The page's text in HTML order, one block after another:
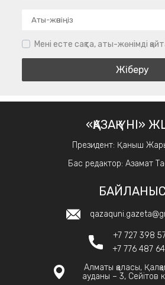
Мені есте сақта, аты-жөнімді
«ҚАЗАҚ ҮНІ»
Президент: Қаныш
Бас редактор: Азамат
БАЙЛАНЫС
+7 727 398
+7 776 487
Алматы қаласы,
ауданы – 3, Сейітов